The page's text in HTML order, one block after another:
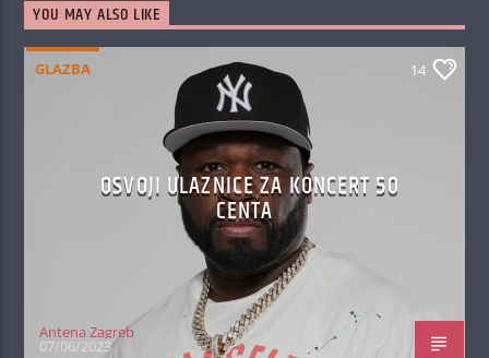
YOU MAY ALSO LIKE
GLAZBA 14
OSVOJI ULAZNICE ZA KONCERT 50
CENTA
Antena Zagreb
07/06/2023